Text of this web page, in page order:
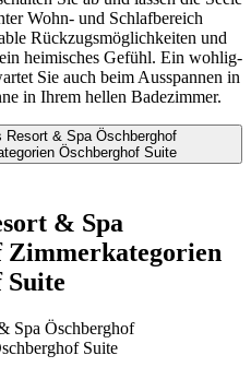
Wohn- und Schlafbereich
Rückzugsmöglichkeiten und
heimisches Gefühl. Ein wohlig-
Sie auch beim Ausspannen in
in Ihrem hellen Badezimmer.
& Spa
Zimmerkategorien
Suite